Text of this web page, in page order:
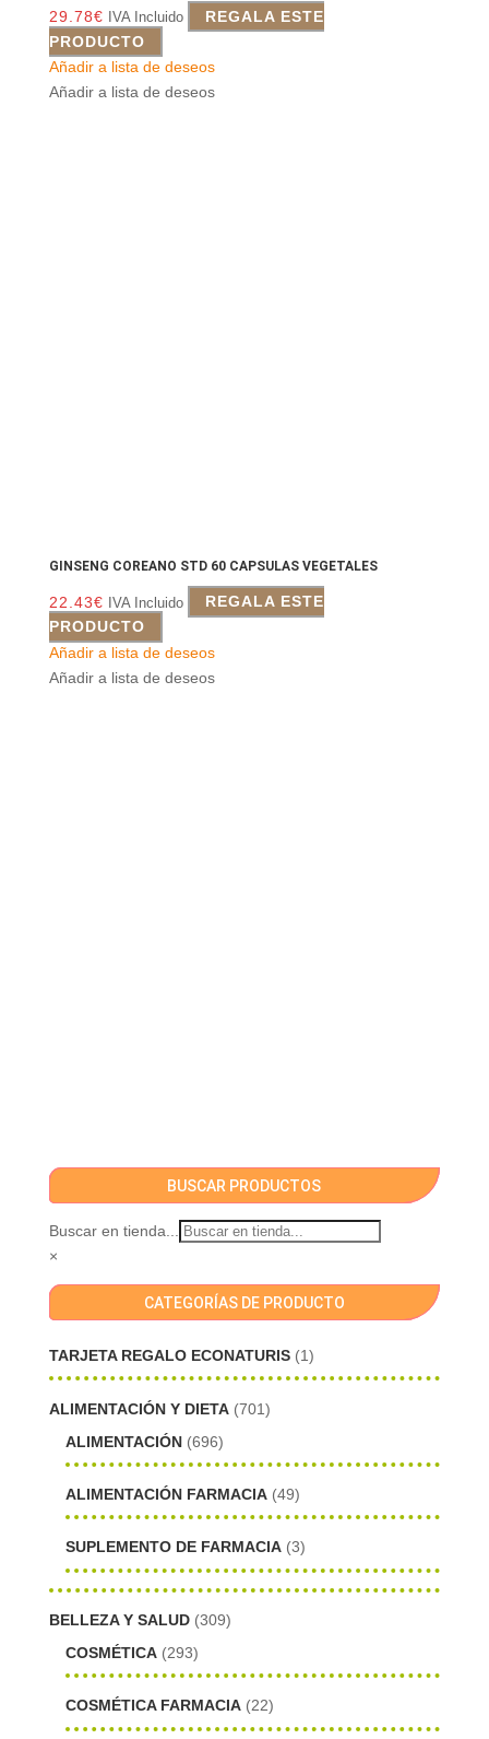
29.78€ IVA Incluido
REGALA ESTE
PRODUCTO
Añadir a lista de deseos
Añadir a lista de deseos
GINSENG COREANO STD 60 CAPSULAS VEGETALES
22.43€ IVA Incluido
REGALA ESTE
PRODUCTO
Añadir a lista de deseos
Añadir a lista de deseos
BUSCAR PRODUCTOS
Buscar en tienda...
×
CATEGORÍAS DE PRODUCTO
TARJETA REGALO ECONATURIS (1)
ALIMENTACIÓN Y DIETA (701)
ALIMENTACIÓN (696)
ALIMENTACIÓN FARMACIA (49)
SUPLEMENTO DE FARMACIA (3)
BELLEZA Y SALUD (309)
COSMÉTICA (293)
COSMÉTICA FARMACIA (22)